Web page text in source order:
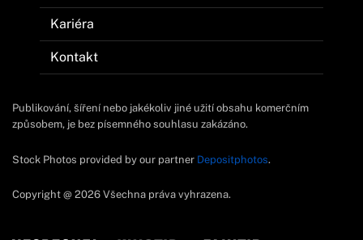
Kariéra
Kontakt
Publikování, šíření nebo jakékoliv jiné užití obsahu komerčním
způsobem, je bez písemného souhlasu zakázáno.
Stock Photos provided by our partner Depositphotos.
Copyright @ 2026 Všechna práva vyhrazena.